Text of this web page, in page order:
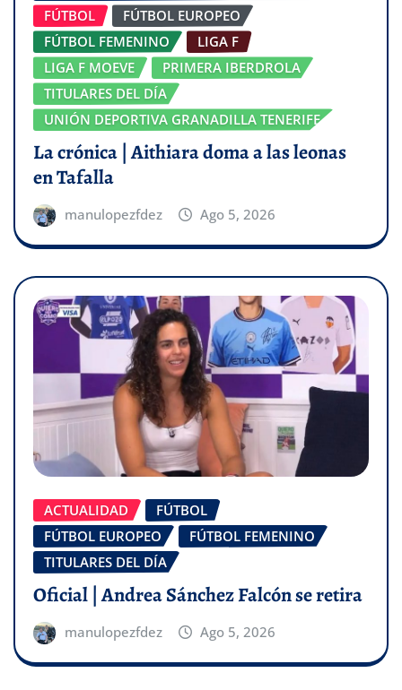
FÚTBOL
FÚTBOL EUROPEO
FÚTBOL FEMENINO
LIGA F
LIGA F MOEVE
PRIMERA IBERDROLA
TITULARES DEL DÍA
UNIÓN DEPORTIVA GRANADILLA TENERIFE
La crónica | Aithiara doma a las leonas
en Tafalla
manulopezfdez Ago 5, 2026
ACTUALIDAD
FÚTBOL
FÚTBOL EUROPEO
FÚTBOL FEMENINO
TITULARES DEL DÍA
Oficial | Andrea Sánchez Falcón se retira
manulopezfdez Ago 5, 2026